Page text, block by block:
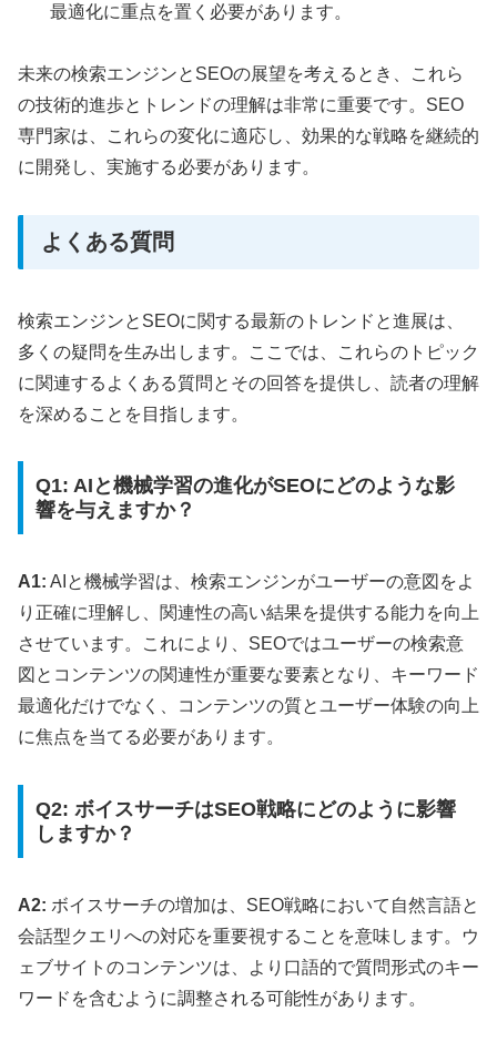
最適化に重点を置く必要があります。
未来の検索エンジンとSEOの展望を考えるとき、これら
の技術的進歩とトレンドの理解は非常に重要です。SEO
専門家は、これらの変化に適応し、効果的な戦略を継続的
に開発し、実施する必要があります。
よくある質問
検索エンジンとSEOに関する最新のトレンドと進展は、
多くの疑問を生み出します。ここでは、これらのトピック
に関連するよくある質問とその回答を提供し、読者の理解
を深めることを目指します。
Q1: AIと機械学習の進化がSEOにどのような影
響を与えますか？
A1: AIと機械学習は、検索エンジンがユーザーの意図をよ
り正確に理解し、関連性の高い結果を提供する能力を向上
させています。これにより、SEOではユーザーの検索意
図とコンテンツの関連性が重要な要素となり、キーワード
最適化だけでなく、コンテンツの質とユーザー体験の向上
に焦点を当てる必要があります。
Q2: ボイスサーチはSEO戦略にどのように影響
しますか？
A2: ボイスサーチの増加は、SEO戦略において自然言語と
会話型クエリへの対応を重要視することを意味します。ウ
ェブサイトのコンテンツは、より口語的で質問形式のキー
ワードを含むように調整される可能性があります。